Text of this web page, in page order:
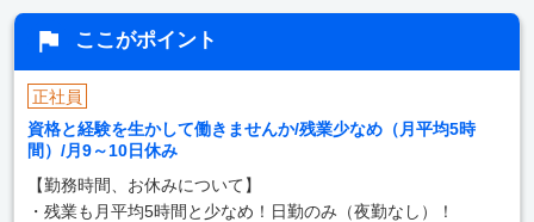
ここがポイント
正社員
資格と経験を生かして働きませんか/残業少なめ（月平均5時
間）/月9～10日休み
【勤務時間、お休みについて】
・残業も月平均5時間と少なめ！日勤のみ（夜勤なし）！